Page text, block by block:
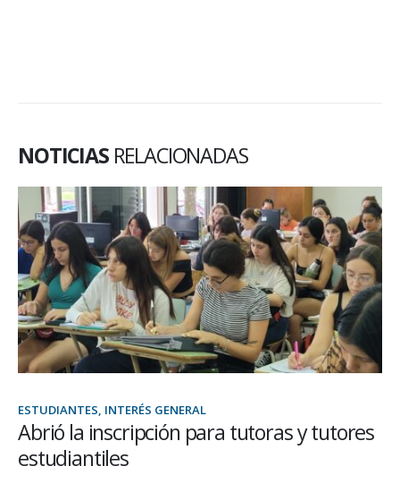
NOTICIAS RELACIONADAS
ESTUDIANTES, INTERÉS GENERAL
Abrió la inscripción para tutoras y tutores
estudiantiles